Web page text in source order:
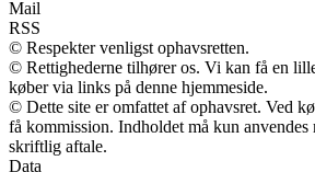
Mail
RSS
© Respekter venligst ophavsretten.
© Rettighederne tilhører os. Vi kan få en
køber via links på denne hjemmeside.
© Dette site er omfattet af ophavsret. Ved
få kommission. Indholdet må kun anvendes
skriftlig aftale.
Data